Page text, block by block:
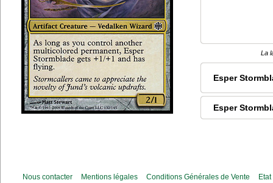
La
Esper
Esper
Nous contacter Mentions légales Conditions Générales de Vente